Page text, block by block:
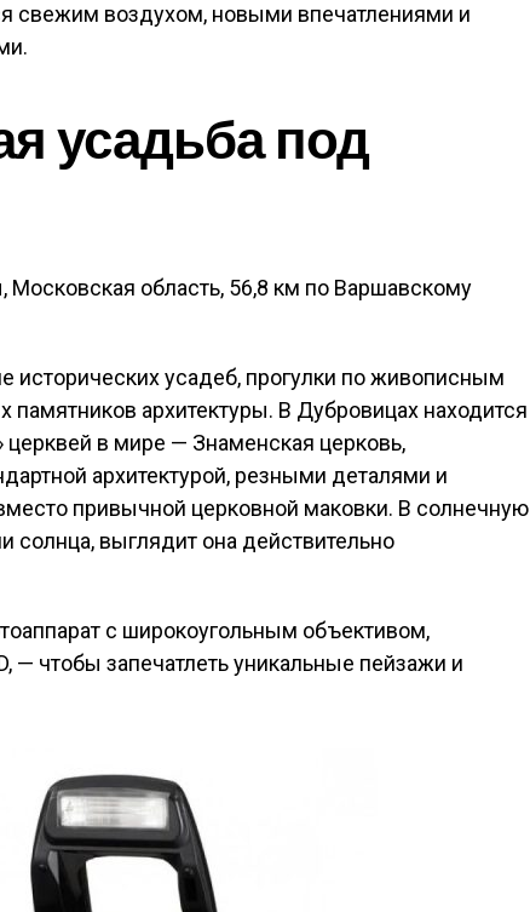
свежим воздухом, новыми впечатлениями и
усадьба под
Московская область, 56,8 км по Варшавскому
исторических усадеб, прогулки по живописным
памятников архитектуры. В Дубровицах находится
в мире — Знаменская церковь,
архитектурой, резными деталями и
привычной церковной маковки. В солнечную
солнца, выглядит она действительно
с широкоугольным объективом,
— чтобы запечатлеть уникальные пейзажи и